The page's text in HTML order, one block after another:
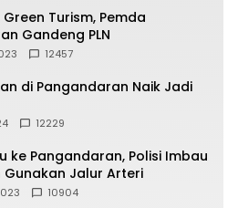
Turism, Pemda
Gandeng PLN
12457
di Pangandaran Naik Jadi
12229
ke Pangandaran, Polisi Imbau
Jalur Arteri
10904